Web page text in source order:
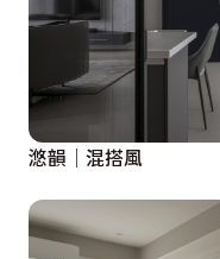
滺韻│混搭風